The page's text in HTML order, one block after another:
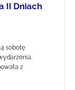
II Dniach
sobotę
z